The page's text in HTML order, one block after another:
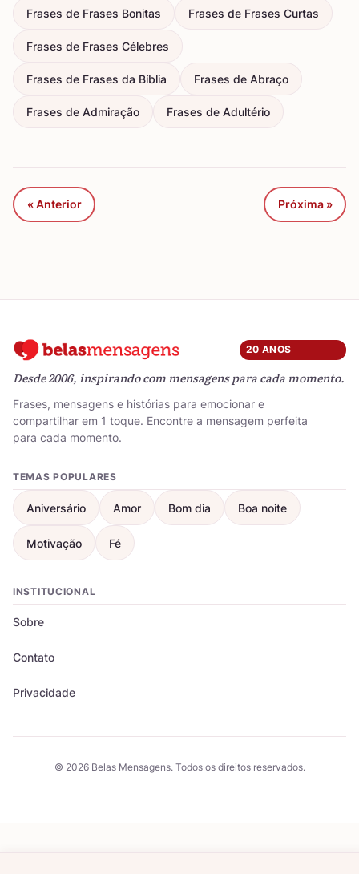
Frases de Frases Bonitas Frases de Frases Curtas
Frases de Frases Célebres
Frases de Frases da Bíblia Frases de Abraço
Frases de Admiração Frases de Adultério
« Anterior Próxima »
20 ANOS
Desde 2006, inspirando com mensagens para cada momento.
Frases, mensagens e histórias para emocionar e
compartilhar em 1 toque. Encontre a mensagem perfeita
para cada momento.
TEMAS POPULARES
Aniversário Amor Bom dia Boa noite
Motivação Fé
INSTITUCIONAL
Sobre
Contato
Privacidade
© 2026 Belas Mensagens. Todos os direitos reservados.